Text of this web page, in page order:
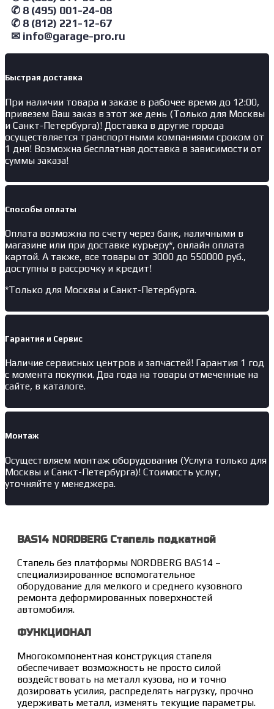
✆ 8 (495) 001-24-08
✆ 8 (812) 221-12-67
✉ info@garage-pro.ru
Быстрая доставка
При наличии товара и заказе в рабочее время до 12:00,
привезем Ваш заказ в этот же день (Только для Москвы
и Санкт-Петербурга)! Доставка в другие города
осуществляется транспортными компаниями сроком от
1 дня! Возможна бесплатная доставка в зависимости от
суммы заказа!
Способы оплаты
Оплата возможна по счету через банк, наличными в
магазине или при доставке курьеру*, онлайн оплата
картой. А также, все товары от 3000 до 550000 руб.,
доступны в рассрочку и кредит!
*Только для Москвы и Санкт-Петербурга.
Гарантия и Сервис
Наличие сервисных центров и запчастей! Гарантия 1 год
с момента покупки. Два года на товары отмеченные на
сайте, в каталоге.
Монтаж
Осуществляем монтаж оборудования (Услуга только для
Москвы и Санкт-Петербурга)! Стоимость услуг,
уточняйте у менеджера.
BAS14 NORDBERG Стапель подкатной
Стапель без платформы NORDBERG BAS14 –
специализированное вспомогательное
оборудование для мелкого и среднего кузовного
ремонта деформированных поверхностей
автомобиля.
ФУНКЦИОНАЛ
Многокомпонентная конструкция стапеля
обеспечивает возможность не просто силой
воздействовать на металл кузова, но и точно
дозировать усилия, распределять нагрузку, прочно
удерживать металл, изменять текущие параметры.